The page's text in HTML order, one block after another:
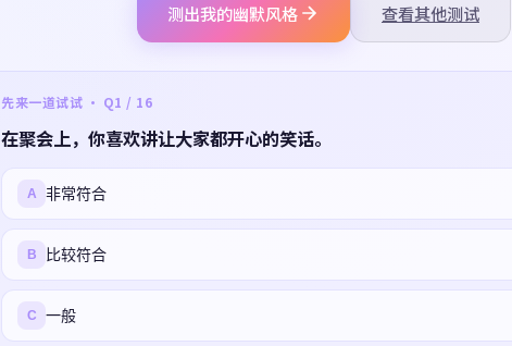
测出我的幽默风格 查看其他测试
先来一道试试 · Q1 / 16
在聚会上，你喜欢讲让大家都开心的笑话。
A 非常符合
B 比较符合
C 一般